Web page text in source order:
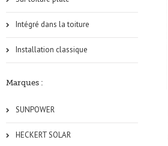
Intégré dans la toiture
Installation classique
Marques :
SUNPOWER
HECKERT SOLAR